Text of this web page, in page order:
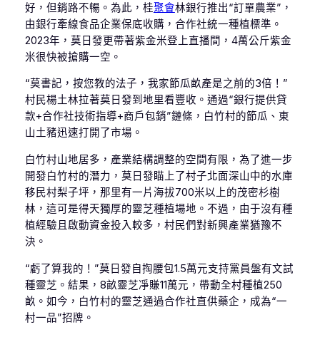
好，但銷路不暢。為此，桂聚會林銀行推出“訂單農業”，
由銀行牽線食品企業保底收購，合作社統一種植標準。
2023年，莫日發更帶著紫金米登上直播間，4萬公斤紫金
米很快被搶購一空。
“莫書記，按您教的法子，我家節瓜畝產是之前的3倍！”
村民楊土林拉著莫日發到地里看豐收。通過“銀行提供貸
款+合作社技術指導+商戶包銷”鏈條，白竹村的節瓜、東
山土豬迅速打開了市場。
白竹村山地居多，產業結構調整的空間有限，為了進一步
開發白竹村的潛力，莫日發瞄上了村子北面深山中的水庫
移民村梨子坪，那里有一片海拔700米以上的茂密杉樹
林，這可是得天獨厚的靈芝種植場地。不過，由于沒有種
植經驗且啟動資金投入較多，村民們對新興產業猶豫不
決。
“虧了算我的！”莫日發自掏腰包1.5萬元支持黨員盤有文試
種靈芝。結果，8畝靈芝凈賺11萬元，帶動全村種植250
畝。如今，白竹村的靈芝通過合作社直供藥企，成為“一
村一品”招牌。